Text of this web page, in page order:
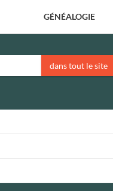
GÉNÉALOGIE
dans tout le site